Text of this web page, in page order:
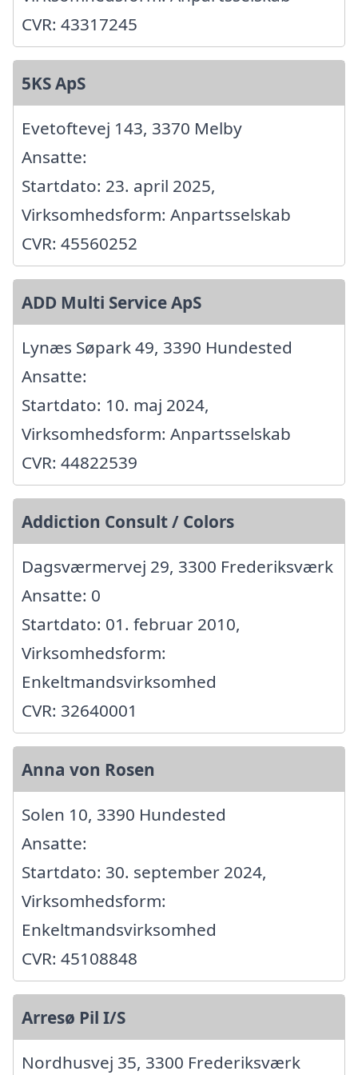
CVR: 43317245
5KS ApS
Evetoftevej 143, 3370 Melby
Ansatte:
Startdato: 23. april 2025,
Virksomhedsform: Anpartsselskab
CVR: 45560252
ADD Multi Service ApS
Lynæs Søpark 49, 3390 Hundested
Ansatte:
Startdato: 10. maj 2024,
Virksomhedsform: Anpartsselskab
CVR: 44822539
Addiction Consult / Colors
Dagsværmervej 29, 3300 Frederiksværk
Ansatte: 0
Startdato: 01. februar 2010,
Virksomhedsform:
Enkeltmandsvirksomhed
CVR: 32640001
Anna von Rosen
Solen 10, 3390 Hundested
Ansatte:
Startdato: 30. september 2024,
Virksomhedsform:
Enkeltmandsvirksomhed
CVR: 45108848
Arresø Pil I/S
Nordhusvej 35, 3300 Frederiksværk